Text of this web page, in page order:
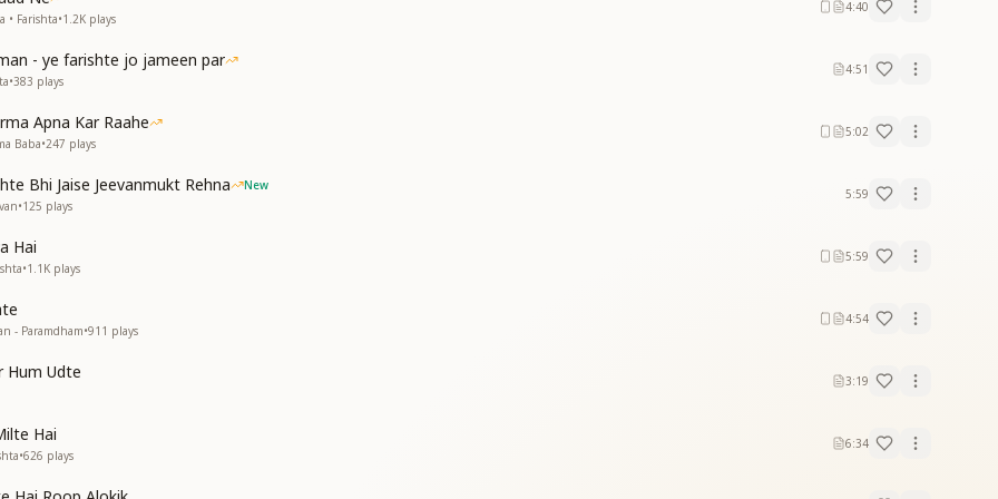
यूहीं हंसते हंसते
किसिसे है रिश्ते
• Farishta•1.2K plays
4:40
- ye farishte jo jameen par
•383 plays
4:51
Apna Kar Raahe
Baba•247 plays
5:02
Bhi Jaise Jeevanmukt Rehna
New
•125 plays
5:59
Hai
•1.1K plays
5:59
- Paramdham•911 plays
4:54
Hum Udte 3:19
Hai
•626 plays
6:34